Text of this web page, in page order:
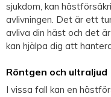
sjukdom, kan
avlivningen. Det är ett
avliva din häst och det
kan hjälpa dig att
Röntgen och ultraljud
I vissa fall kan en